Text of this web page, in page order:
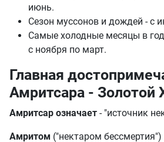
июнь.
Сезон муссонов и дождей - с
Самые холодные месяцы в
с ноября по март.
Главная
Амритсара - Золотой
Амритсар означает - "источник
Амритом ("нектаром